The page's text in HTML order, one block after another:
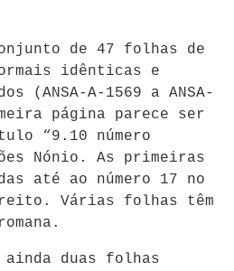
de 47 folhas de
idênticas e
( ANSA-A-1569 a ANSA-
página parece ser
“9.10 número
Nónio. As primeiras
até ao número 17 no
Várias folhas têm
duas folhas